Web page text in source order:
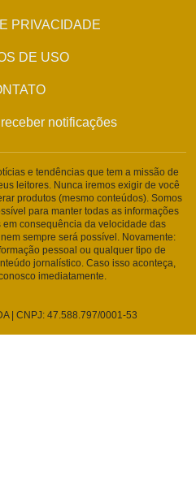
PRIVACIDADE
DE USO
notificações
e tendências que tem a missão de
leitores. Nunca iremos exigir de você
produtos (mesmo conteúdos). Somos
para manter todas as informações
consequência da velocidade das
sempre será possível. Novamente:
pessoal ou qualquer tipo de
jornalístico. Caso isso aconteça,
imediatamente.
| CNPJ: 47.588.797/0001-53